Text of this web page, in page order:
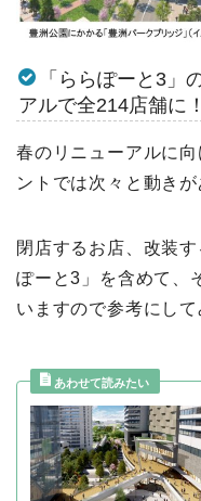
「ららぽーと3」
アルで全214店舗に！
春のリニューアルに向
ントでは次々と動きが
閉店するお店、改装
ぽーと3」を含めて、
いますので参考にし